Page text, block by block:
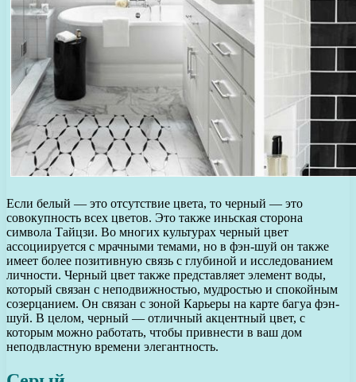
Если белый — это отсутствие цвета, то черный — это
совокупность всех цветов. Это также иньская сторона
символа Тайцзи. Во многих культурах черный цвет
ассоциируется с мрачными темами, но в фэн-шуй он также
имеет более позитивную связь с глубиной и исследованием
личности. Черный цвет также представляет элемент воды,
который связан с неподвижностью, мудростью и спокойным
созерцанием. Он связан с зоной Карьеры на карте багуа фэн-
шуй. В целом, черный — отличный акцентный цвет, с
которым можно работать, чтобы привнести в ваш дом
неподвластную времени элегантность.